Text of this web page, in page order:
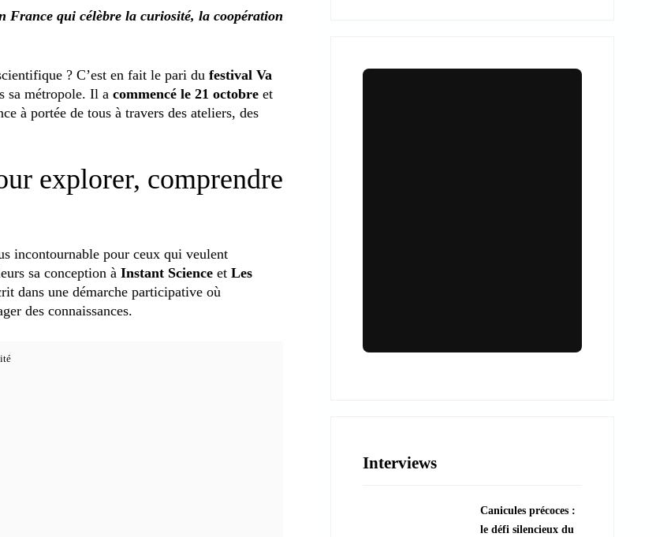
France qui célèbre la curiosité, la coopération
? C’est en fait le pari du festival Va
sa métropole. Il a commencé le 21 octobre et
à portée de tous à travers des ateliers, des
explorer, comprendre
incontournable pour ceux qui veulent
sa conception à Instant Science et Les
dans une démarche participative où
des connaissances.
???? Explorer les animations
Interviews
Canicules précoces :
le défi silencieux du